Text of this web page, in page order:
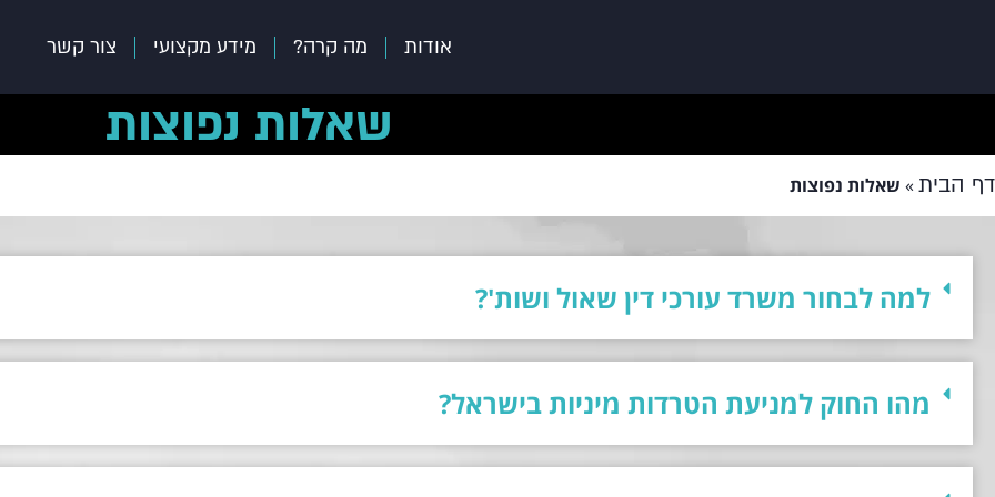
אודות מה קרה? מידע מקצועי צור קשר
שאלות נפוצות
דף הבית » שאלות נפוצות
למה לבחור משרד עורכי דין שאול ושות'?
מהו החוק למניעת הטרדות מיניות בישראל?